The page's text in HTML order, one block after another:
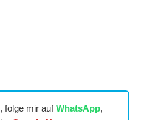
folge mir aufWhatsApp,